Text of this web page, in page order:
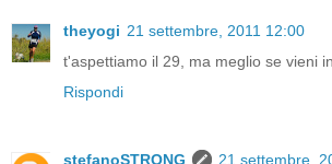
theyogi 21 settembre, 2011 12:00
t'aspettiamo il 29, ma meglio se vieni
Rispondi
stefanoSTRONG 21 settembre,